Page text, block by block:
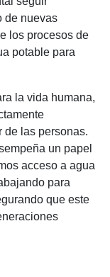
de nuevas
los procesos de
potable para
la vida humana,
de las personas.
un papel
acceso a agua
para
que este